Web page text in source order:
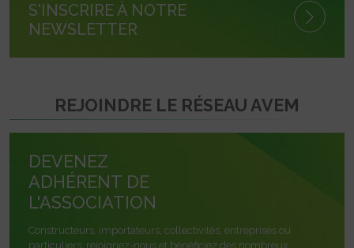
S'INSCRIRE À NOTRE
NEWSLETTER
REJOINDRE LE RÉSEAU AVEM
DEVENEZ
ADHÉRENT DE
L'ASSOCIATION
Constructeurs, importateurs, collectivités, entreprises ou
particuliers, rejoignez-nous et bénéficiez des nombreux